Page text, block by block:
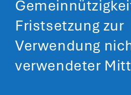
Fristsetzung zur
Verwendung
verwendeter